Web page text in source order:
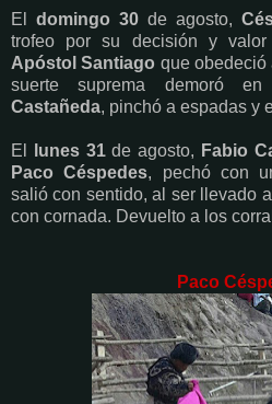
El domingo 30 de agosto,
trofeo por su decisión y
Apóstol Santiago que obedeció
suerte suprema demoró
Castañeda, pinchó a espadas y
El lunes 31de agosto, Fabio
Paco Céspedes, pechó con
salió con sentido, al ser llevado
con cornada. Devuelto a los
Paco